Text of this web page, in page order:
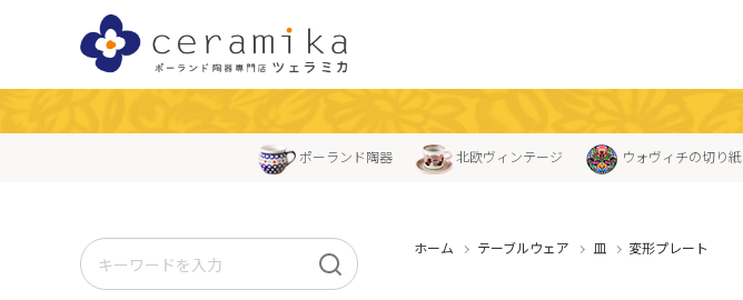
ポーランド陶器 北欧ヴィンテージ ウォヴィチの切り紙
ホーム テーブルウェア 皿 変形プレート